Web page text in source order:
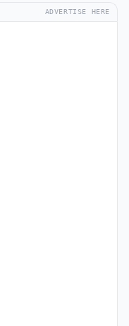
ADVERTISE HERE